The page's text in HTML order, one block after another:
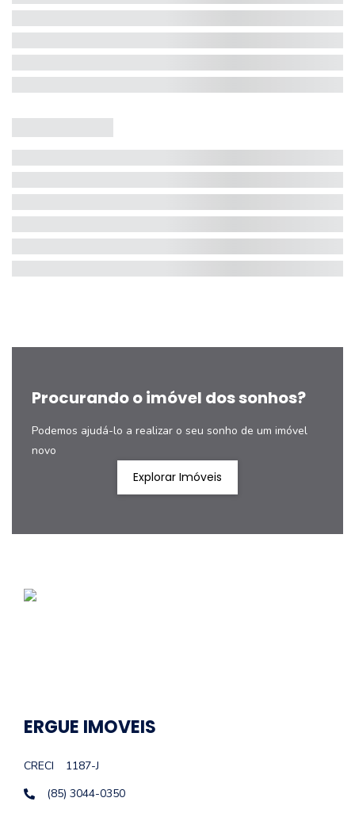
Procurando o imóvel dos sonhos?
Podemos ajudá-lo a realizar o seu sonho de um imóvel
novo
Explorar Imóveis
ERGUE IMOVEIS
CRECI
1187-J
(85) 3044-0350